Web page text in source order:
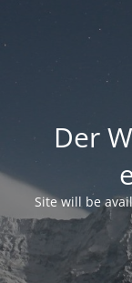
Der
Site will be